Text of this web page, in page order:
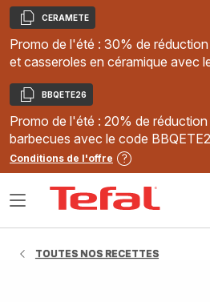
Copier
CERAMETE
Promo de l'été : 30% de
et casseroles en céramique avec
Copier
BBQETE26
Promo de l'été : 20% de
barbecues avec le code
Conditions de l'offre
Ouvrir
TOUTES NOS RECETTES